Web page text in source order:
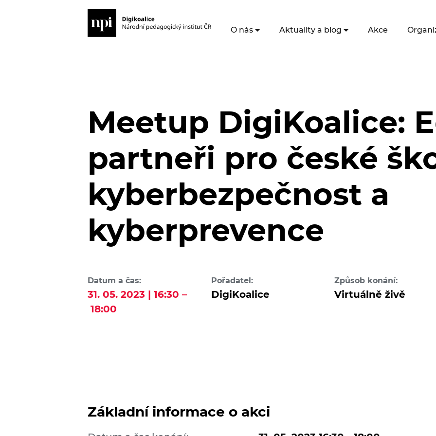
O nás Aktuality a blog Akce
Meetup DigiKoalice:
partneři pro české
kyberbezpečnost a
kyberprevence
Datum a čas:
31. 05. 2023 | 16:30 –
18:00
Pořadatel:
DigiKoalice
Způsob konání:
Virtuálně živě
Základní informace o akci